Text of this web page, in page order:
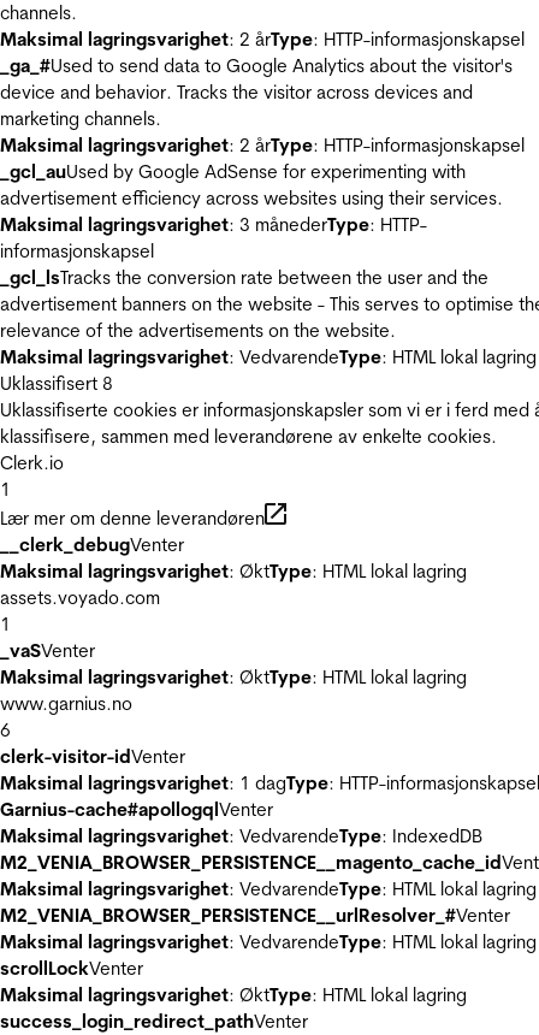
channels.
Maksimal lagringsvarighet: 2 årType: HTTP-informasjonskapsel
_ga_#Used to send data to Google Analytics about the visitor's
device and behavior. Tracks the visitor across devices and
marketing channels.
Maksimal lagringsvarighet: 2 årType: HTTP-informasjonskapsel
_gcl_auUsed by Google AdSense for experimenting with
advertisement efficiency across websites using their services.
Maksimal lagringsvarighet: 3 månederType: HTTP-
informasjonskapsel
_gcl_lsTracks the conversion rate between the user and the
advertisement banners on the website - This serves to optimise
relevance of the advertisements on the website.
Maksimal lagringsvarighet: VedvarendeType: HTML lokal lagring
Uklassifisert 8
Uklassifiserte cookies er informasjonskapsler som vi er i ferd med
klassifisere, sammen med leverandørene av enkelte cookies.
Clerk.io
1
Lær mer om denne leverandøren
__clerk_debugVenter
Maksimal lagringsvarighet: ØktType: HTML lokal lagring
assets.voyado.com
1
_vaSVenter
Maksimal lagringsvarighet: ØktType: HTML lokal lagring
www.garnius.no
6
clerk-visitor-idVenter
Maksimal lagringsvarighet: 1 dagType: HTTP-informasjonskapsel
Garnius-cache#apollogqlVenter
Maksimal lagringsvarighet: VedvarendeType: IndexedDB
M2_VENIA_BROWSER_PERSISTENCE__magento_cache_id
Maksimal lagringsvarighet: VedvarendeType: HTML lokal lagring
M2_VENIA_BROWSER_PERSISTENCE__urlResolver_#Venter
Maksimal lagringsvarighet: VedvarendeType: HTML lokal lagring
scrollLockVenter
Maksimal lagringsvarighet: ØktType: HTML lokal lagring
success_login_redirect_pathVenter